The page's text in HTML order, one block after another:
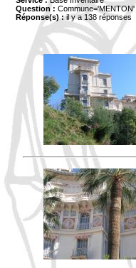
Question : Commune='MENTON'
Réponse(s) :il y a 138 réponses